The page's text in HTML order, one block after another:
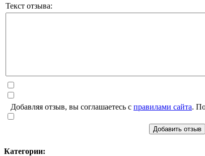
Текст отзыва:
Добавляя отзыв, вы соглашаетесь с правилами сайта.
Добавить отзыв
Категории: